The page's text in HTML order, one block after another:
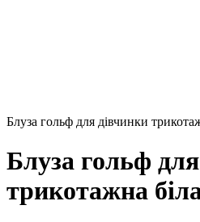
Блуза гольф для дівчинки
Блуза гольф
трикотажна